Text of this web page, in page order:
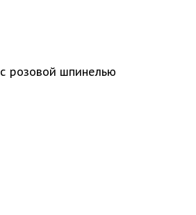
розовой шпинелью